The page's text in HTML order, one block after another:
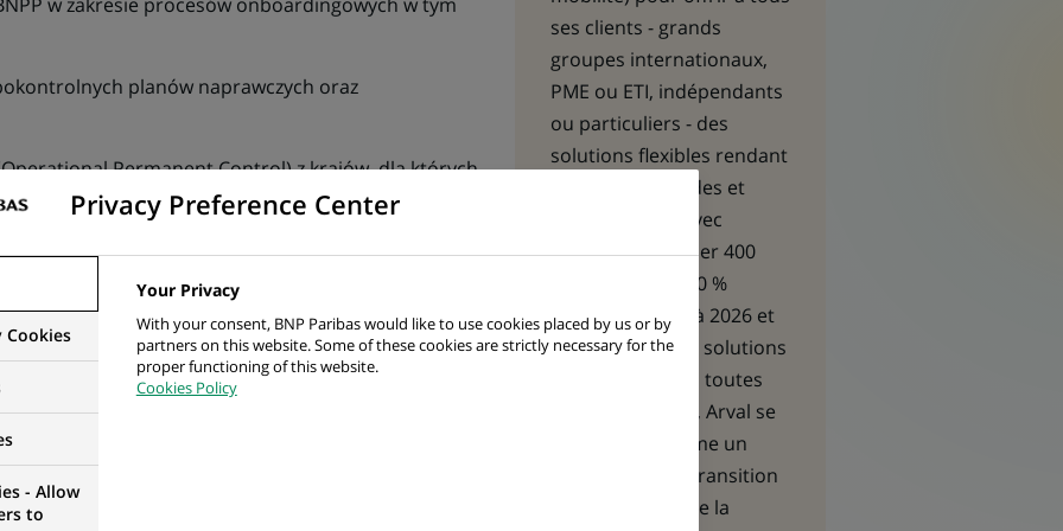
planów naprawczych oraz
(Operational Permanent Control) z krajów, dla których
związanego z obszarem ryzyka
raportowanie i wsparcie w analizie incydentów
wewnętrznych Grupy BNPP
jakości i efektywności operacyjnej
usprawnień w procesach
optymalizacji, współorganizowanie
ses clients - grands
groupes internationaux,
PME ou ETI, indépendants
ou particuliers - des
solutions flexibles rendant
leurs trajets fluides et
responsables. Avec
l’ambition de louer 400
000 véhicules 100 %
électriques d’ici à 2026 et
de proposer des solutions
de mobilité dans toutes
ses géographies, Arval se
positionne comme un
acteur clé de la transition
énergétique et de la
Privacy Preference Center
Cookies
- Allow
to
Your Privacy
With your consent, BNP Paribas would like to use cookies placed by us or by
partners on this website. Some of these cookies are strictly necessary for the
proper functioning of this website.
Cookies Policy